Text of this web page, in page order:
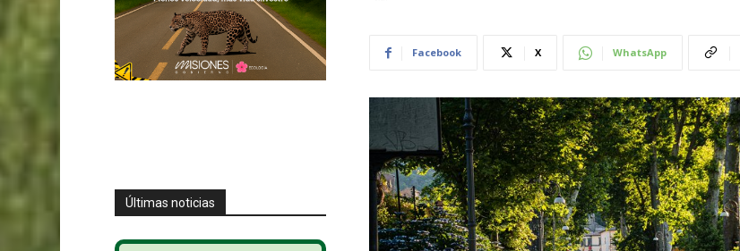
Últimas noticias
Facebook X WhatsApp